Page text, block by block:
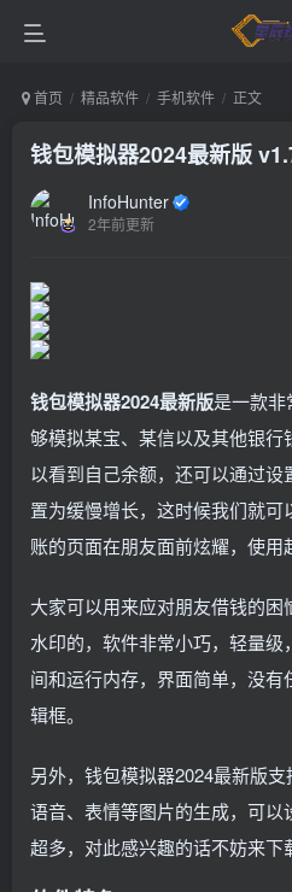
首页 精品软件 手机软件 正文
钱包模拟器2024最新版
InfoHunter
2年前更新
钱包模拟器2024最新版是一款
够模拟某宝、某信以及其他银
以看到自己余额，还可以通过
置为缓慢增长，这时候我们就
账的页面在朋友面前炫耀，使用
大家可以用来应对朋友借钱的
水印的，软件非常小巧，轻量
间和运行内存，界面简单，没
辑框。
另外，钱包模拟器2024最新版支
语音、表情等图片的生成，可
超多，对此感兴趣的话不妨来下